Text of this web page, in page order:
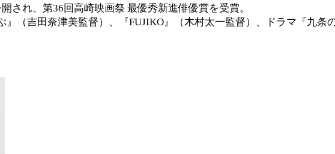
され、第36回高崎映画祭 最優秀新進俳優賞を受賞。
（吉田奈津美監督）、『FUJIKO』（木村太一監督）、ドラマ『九条